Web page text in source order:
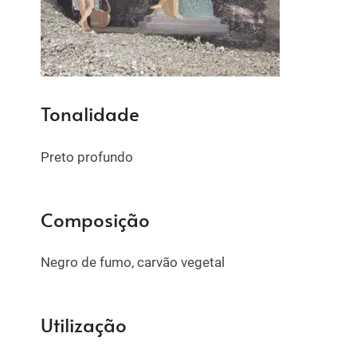
Tonalidade
Preto profundo
Composição
Negro de fumo, carvão vegetal
Utilização